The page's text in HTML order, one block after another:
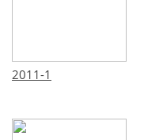
2011-1